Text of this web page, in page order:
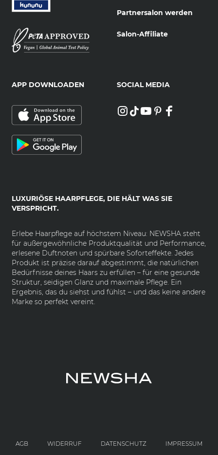
LUXURIÖSE HAARPFLEGE, DIE HÄLT WAS SIE
VERSPRICHT.
Erlebe Haarpflege auf höchstem Niveau: NEWSHA steht
für außergewöhnliche Produktqualität und Performance,
erlesene Duftnoten und spürbare Soforteffekte. Jedes
Produkt ist präzise darauf abgestimmt, die natürlichen
Bedürfnisse deines Haars zu erfüllen – für eine gesunde
Struktur, seidigen Glanz und maximale Pflege. Ein
Ergebnis, das du siehst und fühlst – und das keine andere
Marke so perfekt vereint.
Partnersalon werden
Salon-Affiliate
APP DOWNLOADEN SOCIAL MEDIA
AGB WIDERRUF DATENSCHUTZ IMPRESSUM